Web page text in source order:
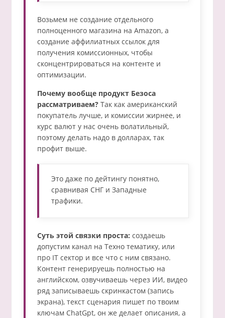
Возьмем не создание отдельного
полноценного магазина на Amazon, а
создание аффилиатных ссылок для
получения комиссионных, чтобы
сконцентрироваться на контенте и
оптимизации.
Почему вообще продукт Безоса
рассматриваем? Так как американский
покупатель лучше, и комиссии жирнее, и
курс валют у нас очень волатильный,
поэтому делать надо в долларах, так
профит выше.
Это даже по дейтингу понятно,
сравнивая СНГ и Западные
трафики.
Суть этой связки проста: создаешь
допустим канал на Техно тематику, или
про IT сектор и все что с ним связано.
Контент генерируешь полностью на
английском, озвучиваешь через ИИ, видео
ряд записываешь скринкастом (запись
экрана), текст сценария пишет по твоим
ключам ChatGpt, он же делает описания, а